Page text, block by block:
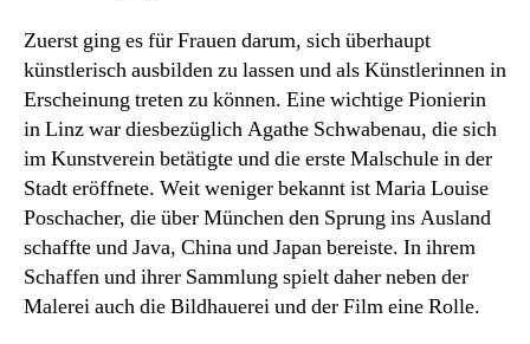
Zuerst ging es für Frauen darum, sich überhaupt
künstlerisch ausbilden zu lassen und als Künstlerinnen in
Erscheinung treten zu können. Eine wichtige Pionierin
in Linz war diesbezüglich Agathe Schwabenau, die sich
im Kunstverein betätigte und die erste Malschule in der
Stadt eröffnete. Weit weniger bekannt ist Maria Louise
Poschacher, die über München den Sprung ins Ausland
schaffte und Java, China und Japan bereiste. In ihrem
Schaffen und ihrer Sammlung spielt daher neben der
Malerei auch die Bildhauerei und der Film eine Rolle.